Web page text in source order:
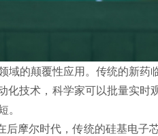
颠覆性应用。传统的新药
化技术，科学家可以批量实时
摩尔时代，传统的硅基电子